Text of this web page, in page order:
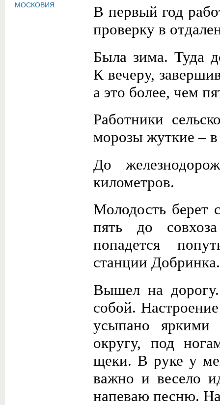
В первый год
проверку в
Была зима. Туда
К вечеру,
а это более, чем
Работники
морозы жуткие – в
До
километров.
Молодость берет
пять до
попадется
станции Добринка.
Вышел на
собой.
усыпано яркими
округу, под
щеки. В руке у
важно и весело
напеваю песню.
МОСКОВИЯ